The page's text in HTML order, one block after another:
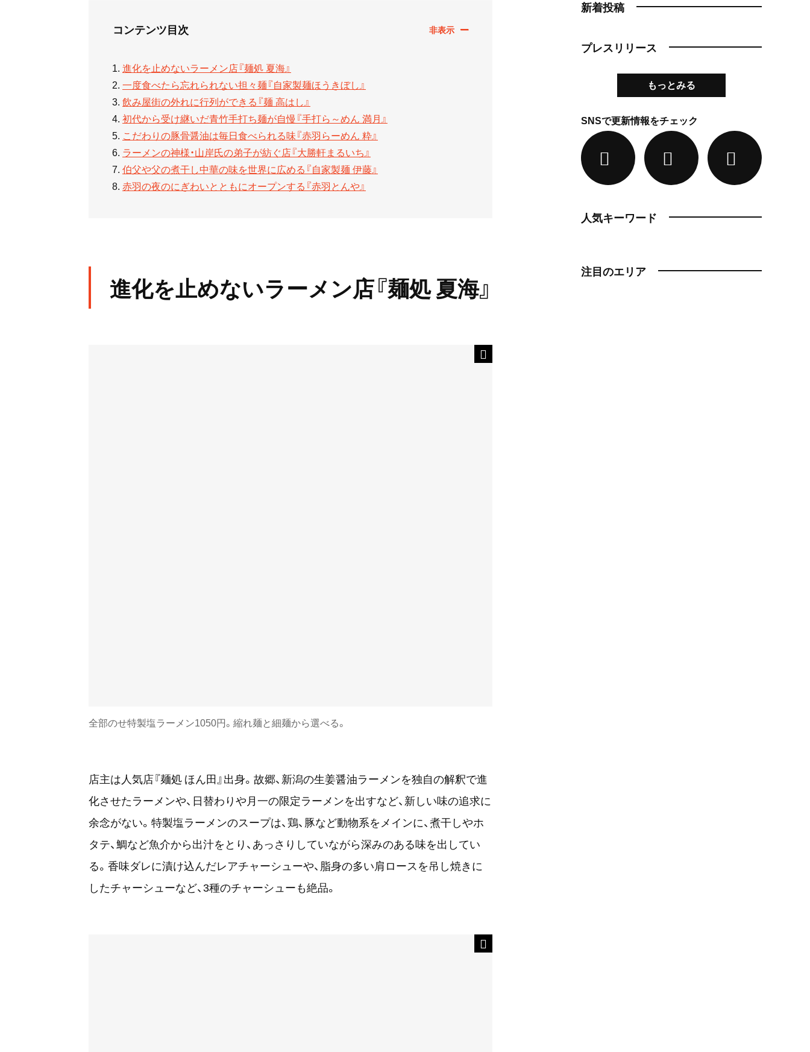
コンテンツ目次
進化を止めないラーメン店『麺処 夏海』
一度食べたら忘れられない担々麺『自家製麺ほうきぼし』
飲み屋街の外れに行列ができる『麺 高はし』
初代から受け継いだ青竹手打ち麺が自慢『手打ら～めん 満月』
こだわりの豚骨醤油は毎日食べられる味『赤羽らーめん 粋』
ラーメンの神様・山岸氏の弟子が紡ぐ店『大勝軒まるいち』
伯父や父の煮干し中華の味を世界に広める『自家製麺 伊藤』
赤羽の夜のにぎわいとともにオープンする『赤羽とんや』
進化を止めないラーメン店『麺処 夏海』
全部のせ特製塩ラーメン1050円。縮れ麺と細麺から選べる。
店主は人気店『麺処 ほん田』出身。故郷、新潟の生姜醤油ラーメンを独自の解釈で進
化させたラーメンや、日替わりや月一の限定ラーメンを出すなど、新しい味の追求に
余念がない。特製塩ラーメンのスープは、鶏、豚など動物系をメインに、煮干しやホ
タテ、鯛など魚介から出汁をとり、あっさりしていながら深みのある味を出してい
る。香味ダレに漬け込んだレアチャーシューや、脂身の多い肩ロースを吊し焼きに
したチャーシューなど、3種のチャーシューも絶品。
新着投稿
プレスリリース
もっとみる
SNSで更新情報をチェック
人気キーワード
注目のエリア